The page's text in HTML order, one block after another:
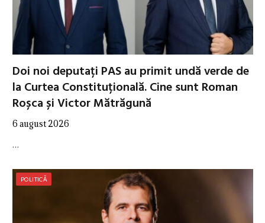
Doi noi deputați PAS au primit undă verde de
la Curtea Constituțională. Cine sunt Roman
Roșca și Victor Mătrăgună
6 august 2026
…
POLITICĂ